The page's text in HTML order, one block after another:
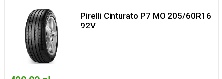
Pirelli Cinturato P7 MO 205/60R16
92V